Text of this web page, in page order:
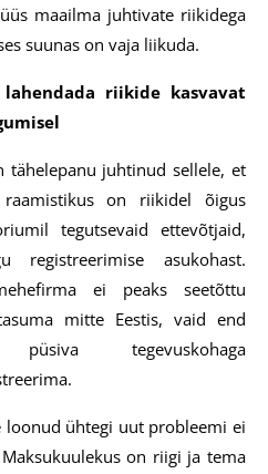
maailma juhtivate riikidega
suunas on vaja liikuda.
lahendada riikide kasvavat
tähelepanu juhtinud sellele, et
raamistikus on riikidel õigus
tegutsevaid ettevõtjaid,
registreerimise asukohast.
ei peaks seetõttu
mitte Eestis, vaid end
tegevuskohaga
loonud ühtegi uut probleemi ei
on riigi ja tema